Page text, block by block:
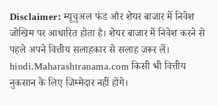
Disclaimer:म्यूचुअल फंड और शेयर बाजार में निवेश
जोखिम पर आधारित होता है। शेयर बाजार में निवेश करने से
पहले अपने वित्तीय सलाहकार से सलाह जरूर लें।
hindi.Maharashtranama.com किसी भी वित्तीय
नुकसान के लिए जिम्मेदार नहीं होंगे।